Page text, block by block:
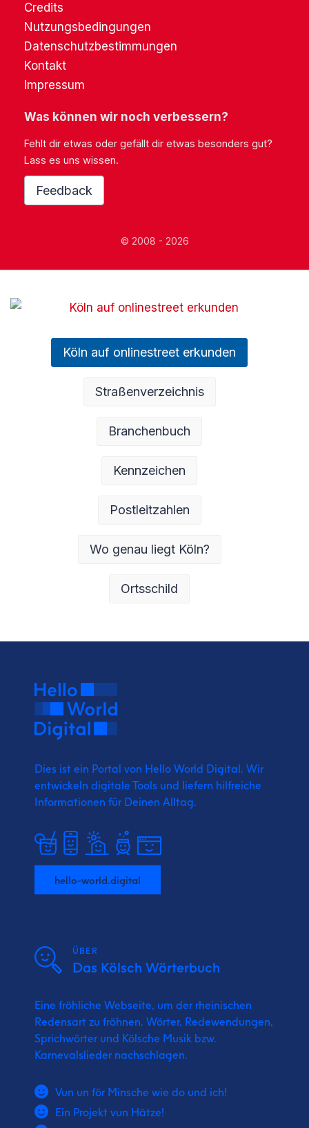
Credits
Nutzungsbedingungen
Datenschutzbestimmungen
Kontakt
Impressum
Was können wir noch verbessern?
Fehlt dir etwas oder gefällt dir etwas besonders gut?
Lass es uns wissen.
Feedback
© 2008 - 2026
Köln auf onlinestreet erkunden
Straßenverzeichnis
Branchenbuch
Kennzeichen
Postleitzahlen
Wo genau liegt Köln?
Ortsschild
Dies ist ein Portal von Hello World Digital. Wir
entwickeln digitale Tools und liefern hilfreiche
Informationen für Deinen Alltag.
hello-world.digital
ÜBER
Das Kölsch Wörterbuch
Eine fröhliche Webseite, um der rheinischen
Redensart zu fröhnen. Wörter, Redewendungen,
Sprichwörter und Kölsche Musik bzw.
Karnevalslieder nachschlagen.
Vun un för Minsche wie do und ich!
Ein Projekt vun Hätze!